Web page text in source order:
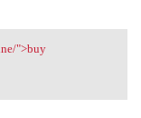
">buy